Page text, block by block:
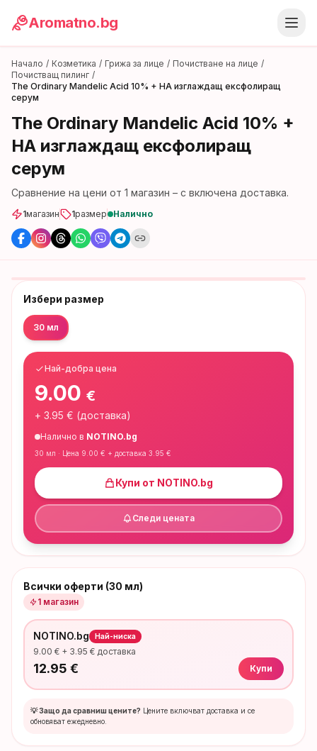
Aromatno.bg
Начало / Козметика / Грижа за лице / Почистване на лице /
Почистващ пилинг /
The Ordinary Mandelic Acid 10% + HA изглаждащ ексфолиращ
серум
The Ordinary Mandelic Acid 10% +
HA изглаждащ ексфолиращ
серум
Сравнение на цени от 1 магазин – с включена доставка.
1магазин 1размер Налично
Избери размер
30 мл
Най-добра цена
9.00 €
+ 3.95 € (доставка)
Налично в NOTINO.bg
30 мл · Цена 9.00 € + доставка 3.95 €
Купи от NOTINO.bg
Следи цената
Всички оферти (30 мл)
1 магазин
NOTINO.bg Най-ниска
9.00 € + 3.95 € доставка
12.95 € Купи
💡 Защо да сравниш цените? Цените включват доставка и се
обновяват ежедневно.